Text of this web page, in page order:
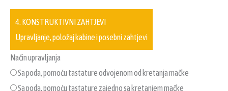
4. KONSTRUKTIVNI ZAHTJEVI
Upravljanje, položaj kabine i posebni zahtjevi
Način upravljanja
Sa poda, pomoću tastature odvojenom od kretanja mačke
Sa poda, pomoću tastature zajedno sa kretanjem mačke